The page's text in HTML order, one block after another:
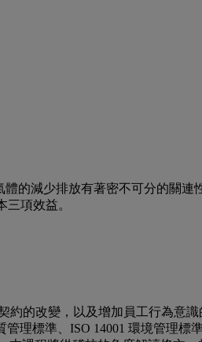
的減少排放有著密不可分的關連
項效益。
的改變，以及增加員工行為意
理標準、ISO 14001 環境管理標